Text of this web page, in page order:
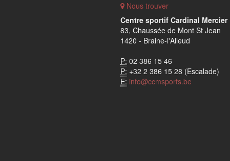
Nous trouver
Centre sportif Cardinal Mercier
83, Chaussée de Mont St Jean
1420 - Braine-l'Alleud
P: 02 386 15 46
P: +32 2 386 15 28 (Escalade)
E: info@ccmsports.be